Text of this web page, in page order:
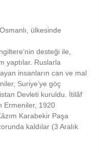
ülkesinde
desteği ile,
yaptılar. Ruslarla
insanların can ve mal
Suriye’ye göç
Devleti kuruldu. İtilâf
Ermeniler, 1920
Karabekir Paşa
kaldılar (3 Aralık